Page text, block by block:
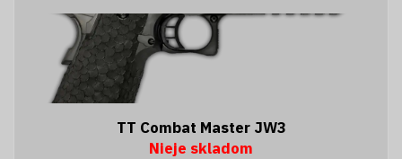
TT Combat Master JW3
Nieje skladom